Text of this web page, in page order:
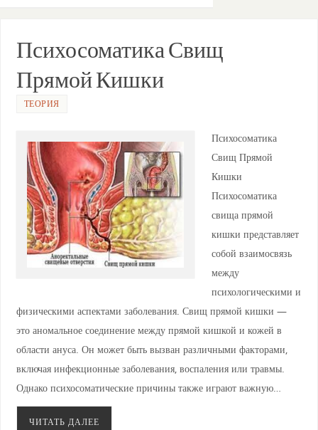
Психосоматика Свищ
Прямой Кишки
ТЕОРИЯ
Психосоматика
Свищ Прямой
Кишки
Психосоматика
свища прямой
кишки представляет
собой взаимосвязь
между
психологическими и
физическими аспектами заболевания. Свищ прямой кишки —
это аномальное соединение между прямой кишкой и кожей в
области ануса. Он может быть вызван различными факторами,
включая инфекционные заболевания, воспаления или травмы.
Однако психосоматические причины также играют важную…
ЧИТАТЬ ДАЛЕЕ